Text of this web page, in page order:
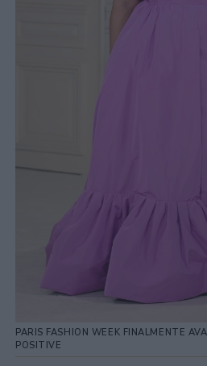
PARIS FASHION WEEK FINALMENTE
POSITIVE